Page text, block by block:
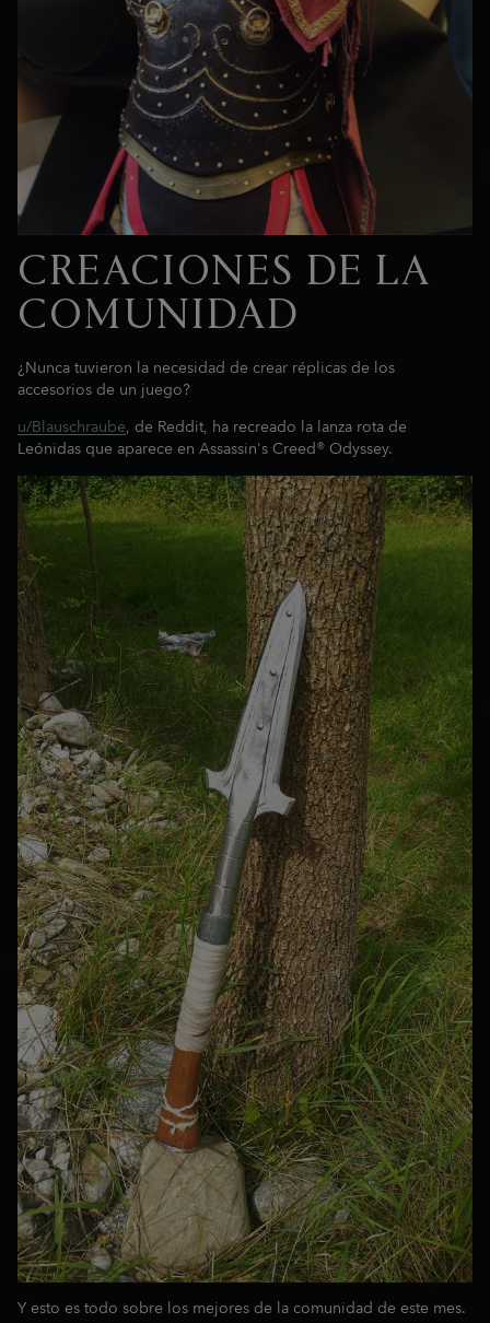
CREACIONES DE LA
COMUNIDAD
¿Nunca tuvieron la necesidad de crear réplicas de los
accesorios de un juego?
u/Blauschraube, de Reddit, ha recreado la lanza rota de
Leónidas que aparece en Assassin's Creed® Odyssey.
Y esto es todo sobre los mejores de la comunidad de este mes.